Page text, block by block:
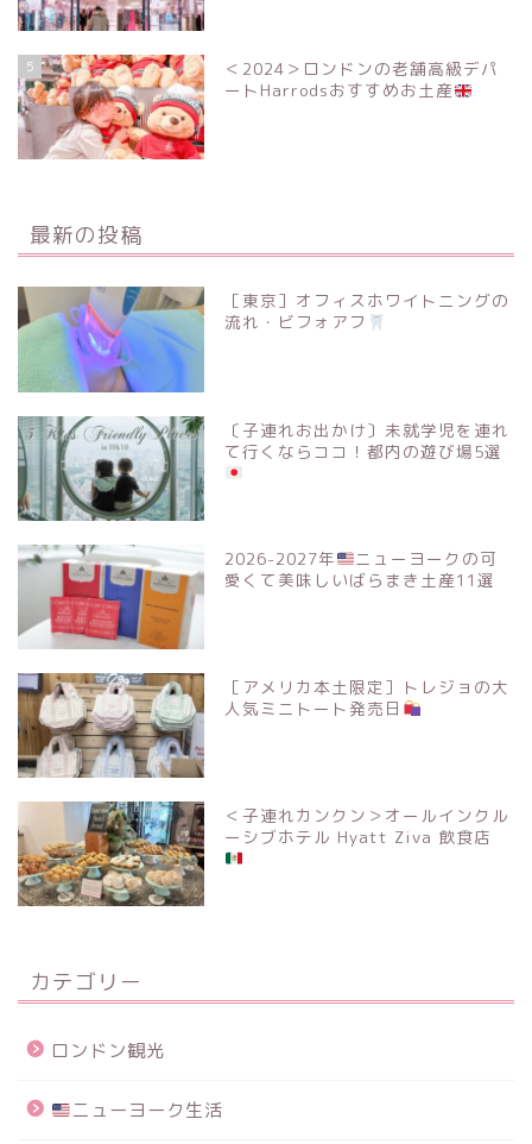
5
＜2024＞ロンドンの老舗高級デパ
ートHarrodsおすすめお土産
最新の投稿
［東京］オフィスホワイトニングの
流れ・ビフォアフ
〔子連れお出かけ〕未就学児を連れ
て行くならココ！都内の遊び場5選
2026-2027年
ニューヨークの可
愛くて美味しいばらまき土産11選
［アメリカ本土限定］トレジョの大
人気ミニトート発売日
＜子連れカンクン＞オールインクル
ーシブホテル Hyatt Ziva 飲食店
カテゴリー
ロンドン観光
ニューヨーク生活